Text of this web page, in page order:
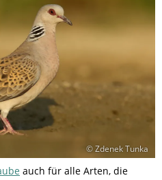
© Zdenek Tunka
auch für alle Arten, die